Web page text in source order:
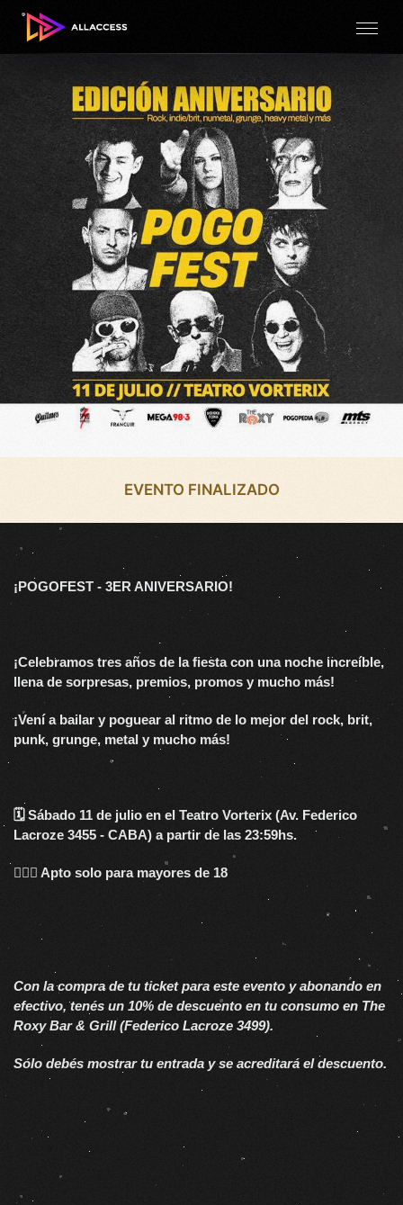
EVENTO FINALIZADO
¡POGOFEST - 3ER ANIVERSARIO!
¡Celebramos tres años de la fiesta con una noche increíble,
llena de sorpresas, premios, promos y mucho más!
¡Vení a bailar y poguear al ritmo de lo mejor del rock, brit,
punk, grunge, metal y mucho más!
🗓 Sábado 11 de julio en el Teatro Vorterix (Av. Federico
Lacroze 3455 - CABA) a partir de las 23:59hs.
🙅🏻‍♂ Apto solo para mayores de 18
Con la compra de tu ticket para este evento y abonando en
efectivo, tenés un 10% de descuento en tu consumo en The
Roxy Bar & Grill (Federico Lacroze 3499).
Sólo debés mostrar tu entrada y se acreditará el descuento.